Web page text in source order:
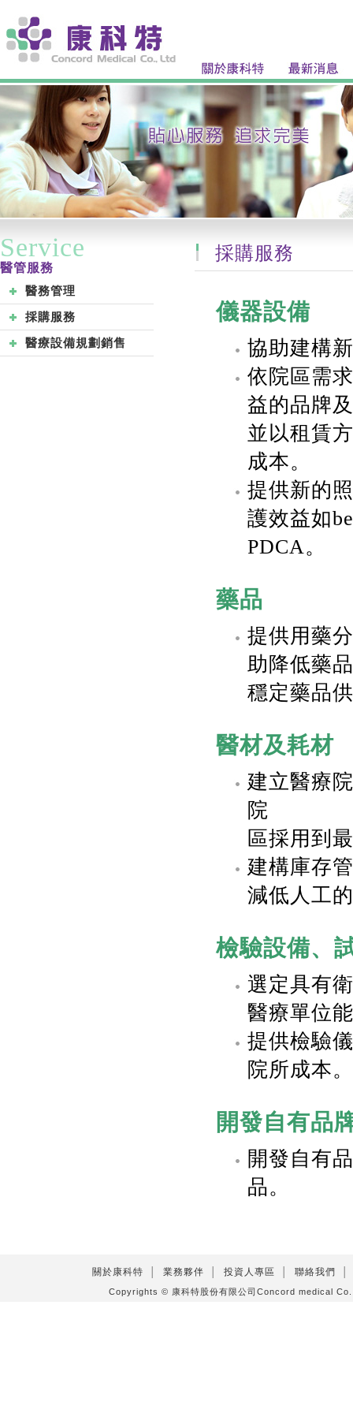
Service
醫管服務
醫務管理
採購服務
醫療設備規劃銷售
採購服務
儀器設備
協助建構
依院區需
益的品牌
並以租賃
成本。
提供新的
護效益如
PDCA。
藥品
提供用藥
助降低藥
穩定藥品
醫材及耗材
建立醫療
院
區採用到
建構庫存
減低人工
檢驗設備、
選定具有
醫療單位
提供檢驗
院所成本。
開發自有品
開發自有
品。
關於康科特 業務夥伴 投資人專區 聯絡我們
Copyrights © 康科特股份有限公司Concord medical